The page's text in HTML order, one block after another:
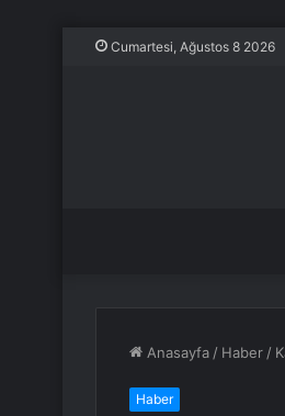
Cumartesi, Ağustos 8 2026
Anasayfa / Haber /
Haber